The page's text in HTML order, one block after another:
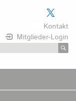
Kontakt
Mitglieder-Login